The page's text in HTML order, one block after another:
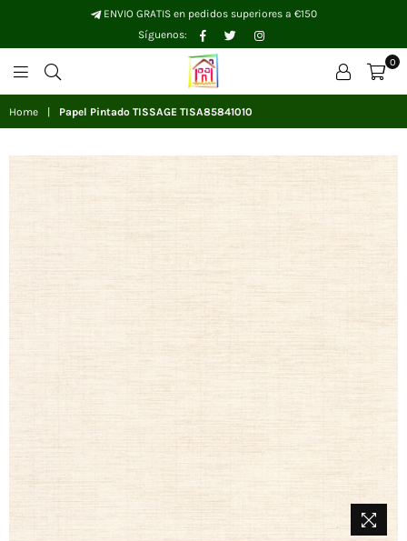
ENVIO GRATIS en pedidos superiores a €150
Síguenos:
FacebookTwitterInstagram
Papelhogar
0
Home Papel Pintado TISSAGE TISA85841010